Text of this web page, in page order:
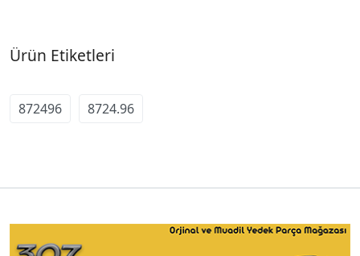
Ürün Etiketleri
872496 8724.96